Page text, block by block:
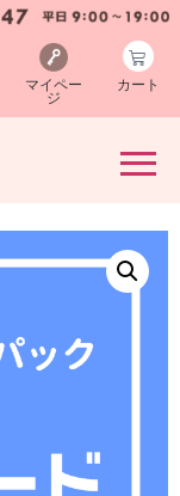
マイペー
ジ
カート